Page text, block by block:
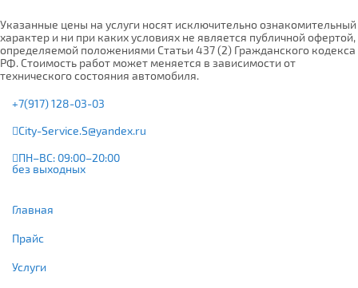
Указанные цены на услуги носят исключительно ознакомительный
характер и ни при каких условиях не является публичной офертой,
определяемой положениями Статьи 437 (2) Гражданского кодекса
РФ. Стоимость работ может меняется в зависимости от
технического состояния автомобиля.
+7(917) 128-03-03
City-Service.S@yandex.ru
ПН–ВС: 09:00–20:00
без выходных
Главная
Прайс
Услуги